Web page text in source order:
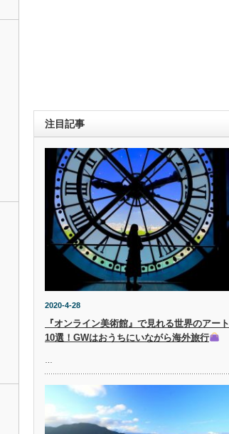
注目記事
2020-4-28
『オンライン美術館』で見れる世界のアート
10選！GWはおうちにいながら海外旅行